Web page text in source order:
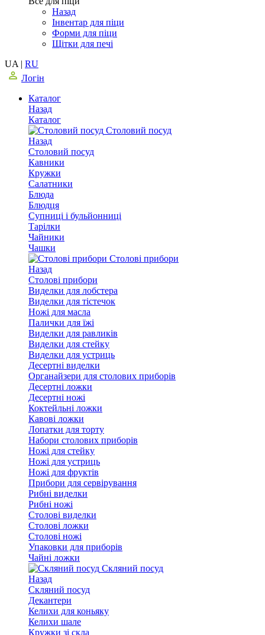
Назад
Інвентар для піци
Форми для піци
Щітки для печі
UA | RU
Логін
Каталог
Назад
Каталог
Столовий посуд
Назад
Столовий посуд
Кавники
Кружки
Салатники
Блюда
Блюдця
Супниці і бульйонниці
Тарілки
Чайники
Чашки
Столові прибори
Назад
Столові прибори
Виделки для лобстера
Виделки для тістечок
Ножі для масла
Палички для їжі
Виделки для равликів
Виделки для стейку
Виделки для устриць
Десертні виделки
Органайзери для столових приборів
Десертні ложки
Десертні ножі
Коктейльні ложки
Кавові ложки
Лопатки для торту
Набори столових приборів
Ножі для стейку
Ножі для устриць
Ножі для фруктів
Прибори для сервірування
Рибні виделки
Рибні ножі
Столові виделки
Столові ложки
Столові ножі
Упаковки для приборів
Чайні ложки
Скляний посуд
Назад
Скляний посуд
Декантери
Келихи для коньяку
Келихи шале
Кружки зі скла